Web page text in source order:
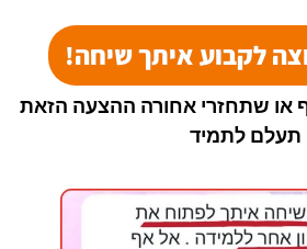
לקבוע איתך שיחה!
או שתחזרי אחורה ההצעה הזאת
תעלם לתמיד